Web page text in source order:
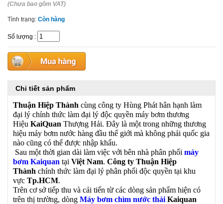
(Chưa bao gồm VAT)
Tình trạng: Còn hàng
Số lượng :
Chi tiết sản phẩm
Thuận Hiệp Thành cùng công ty Hùng Phát hân hạnh làm
đại lý chính thức làm đại lý độc quyền máy bơm thương
Hiệu KaiQuan Thượng Hải. Đây là một trong những thương
hiệu máy bơm nước hàng đầu thế giới mà không phải quốc gia
nào cũng có thể được nhập khẩu.
Sau một thời gian dài làm việc với bên nhà phân phối máy
bơm Kaiquan tại Việt Nam. Công ty Thuận Hiệp
Thành chính thức làm đại lý phân phối độc quyền tại khu
vực Tp.HCM.
Trên cơ sở tiếp thu và cải tiến từ các dòng sản phẩm hiện có
trên thị trường, dòng Máy bơm chìm nước thải Kaiquan